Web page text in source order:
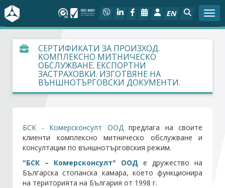
EN
За БСК
На фокус
Актуално
Дейности
Арбитражен съд
СЕРТИФИКАТИ ЗА ПРОИЗХОД.
КОМПЛЕКСНО МИТНИЧЕСКО
ОБСЛУЖВАНЕ. ЕКСПОРТНИ
ЗАСТРАХОВКИ. ИЗГОТВЯНЕ НА
ВЪНШНОТЪРГОВСКИ ДОКУМЕНТИ.
БСК - Комерсконсулт ООДпредлага на своите
клиенти комплексно митническо обслужване и
консултации по външнотърговския режим.
"БСК – Комерсконсулт" ООД е дружество на
Българска стопанска камара, което функционира
на територията на България от 1998 г.